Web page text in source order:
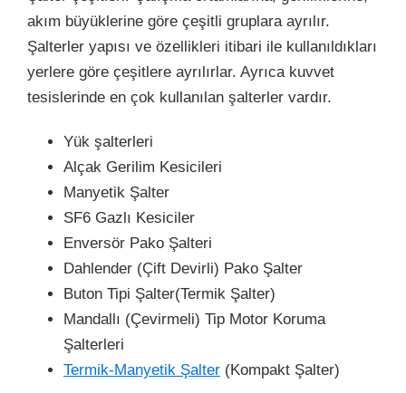
akım büyüklerine göre çeşitli gruplara ayrılır.
Şalterler yapısı ve özellikleri itibari ile kullanıldıkları
yerlere göre çeşitlere ayrılırlar. Ayrıca kuvvet
tesislerinde en çok kullanılan şalterler vardır.
Yük şalterleri
Alçak Gerilim Kesicileri
Manyetik Şalter
SF6 Gazlı Kesiciler
Enversör Pako Şalteri
Dahlender (Çift Devirli) Pako Şalter
Buton Tipi Şalter(Termik Şalter)
Mandallı (Çevirmeli) Tip Motor Koruma
Şalterleri
Termik-Manyetik Şalter (Kompakt Şalter)